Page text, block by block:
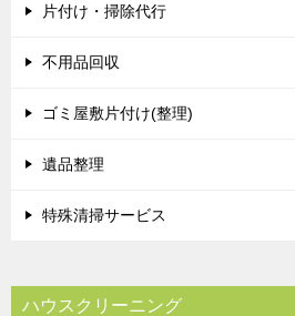
ー
シ
片付け・掃除代行
不用品回収
ゴミ屋敷片付け(整理)
遺品整理
特殊清掃サービス
ハウスクリーニング